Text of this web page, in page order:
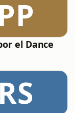
PP
el Dance
RS